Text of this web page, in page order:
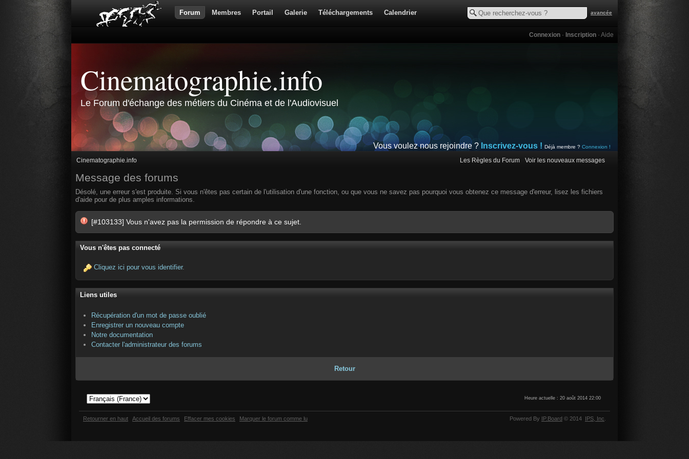
avancée
Forum Membres Portail Galerie Téléchargements Calendrier
Connexion · Inscription · Aide
Cinematographie.info
Le Forum d'échange des métiers du Cinéma et de l'Audiovisuel
Vous voulez nous rejoindre ? Inscrivez-vous ! Déjà membre ? Connexion !
Cinematographie.info Les Règles du Forum Voir les nouveaux messages
Message des forums
Désolé, une erreur s'est produite. Si vous n'êtes pas certain de l'utilisation d'une fonction, ou que vous ne savez pas pourquoi vous obtenez ce message d'erreur, lisez les fichiers
d'aide pour de plus amples informations.
[#103133] Vous n'avez pas la permission de répondre à ce sujet.
Vous n'êtes pas connecté
Cliquez ici pour vous identifier.
Liens utiles
Récupération d'un mot de passe oublié
Enregistrer un nouveau compte
Notre documentation
Contacter l'administrateur des forums
Retour
Heure actuelle : 20 août 2014 22:00
Retourner en haut Accueil des forums Effacer mes cookies Marquer le forum comme lu Powered By IP.Board © 2014 IPS, Inc